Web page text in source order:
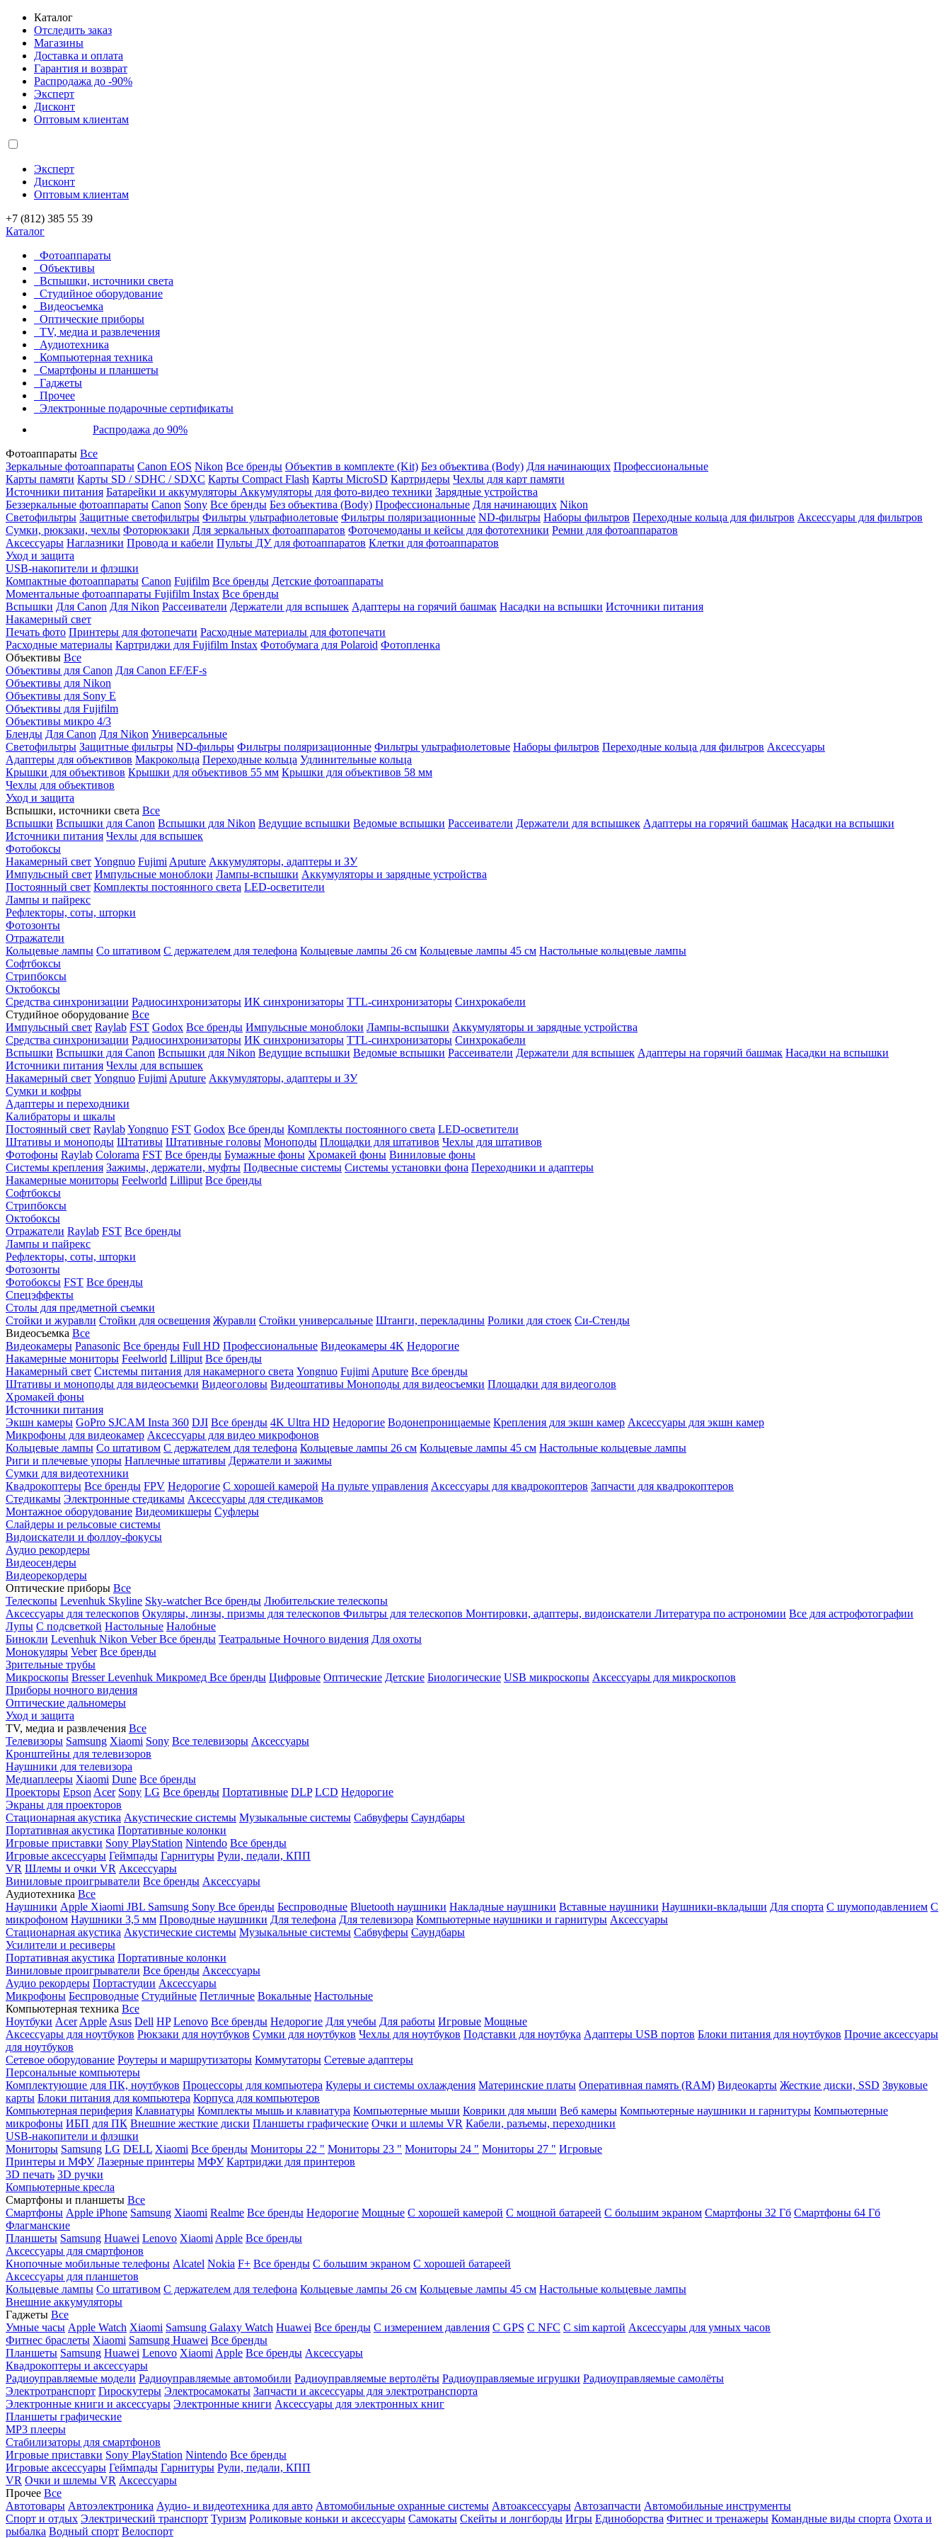
Каталог
Отследить заказ
Магазины
Доставка и оплата
Гарантия и возврат
Распродажа до -90%
Эксперт
Дисконт
Оптовым клиентам
Эксперт
Дисконт
Оптовым клиентам
+7 (812) 385 55 39
Каталог
Фотоаппараты
Объективы
Вспышки, источники света
Студийное оборудование
Видеосъемка
Оптические приборы
TV, медиа и развлечения
Аудиотехника
Компьютерная техника
Смартфоны и планшеты
Гаджеты
Прочее
Электронные подарочные сертификаты
Распродажа до 90%
Фотоаппараты Все
Зеркальные фотоаппараты Canon EOS Nikon Все бренды Объектив в комплекте (Kit) Без объектива (Body) Для начинающих Профессиональные
Карты памяти Карты SD / SDHC / SDXC Карты Compact Flash Карты MicroSD Картридеры Чехлы для карт памяти
Источники питания Батарейки и аккумуляторы Аккумуляторы для фото-видео техники Зарядные устройства
Беззеркальные фотоаппараты Canon Sony Все бренды Без объектива (Body) Профессиональные Для начинающих Nikon
Светофильтры Защитные светофильтры Фильтры ультрафиолетовые Фильтры поляризационные ND-фильтры Наборы фильтров Переходные кольца для фильтров Аксессуары для фильтров
Сумки, рюкзаки, чехлы Фоторюкзаки Для зеркальных фотоаппаратов Фоточемоданы и кейсы для фототехники Ремни для фотоаппаратов
Аксессуары Наглазники Провода и кабели Пульты ДУ для фотоаппаратов Клетки для фотоаппаратов
Уход и защита
USB-накопители и флэшки
Компактные фотоаппараты Canon Fujifilm Все бренды Детские фотоаппараты
Моментальные фотоаппараты Fujifilm Instax Все бренды
Вспышки Для Canon Для Nikon Рассеиватели Держатели для вспышек Адаптеры на горячий башмак Насадки на вспышки Источники питания
Накамерный свет
Печать фото Принтеры для фотопечати Расходные материалы для фотопечати
Расходные материалы Картриджи для Fujifilm Instax Фотобумага для Polaroid Фотопленка
Объективы Все
Объективы для Canon Для Canon EF/EF-s
Объективы для Nikon
Объективы для Sony E
Объективы для Fujifilm
Объективы микро 4/3
Бленды Для Canon Для Nikon Универсальные
Светофильтры Защитные фильтры ND-фильры Фильтры поляризационные Фильтры ультрафиолетовые Наборы фильтров Переходные кольца для фильтров Аксессуары
Адаптеры для объективов Макрокольца Переходные кольца Удлинительные кольца
Крышки для объективов Крышки для объективов 55 мм Крышки для объективов 58 мм
Чехлы для объективов
Уход и защита
Вспышки, источники света Все
Вспышки Вспышки для Canon Вспышки для Nikon Ведущие вспышки Ведомые вспышки Рассеиватели Держатели для вспышкек Адаптеры на горячий башмак Насадки на вспышки
Источники питания Чехлы для вспышек
Фотобоксы
Накамерный свет Yongnuo Fujimi Aputure Аккумуляторы, адаптеры и ЗУ
Импульсный свет Импульсные моноблоки Лампы-вспышки Аккумуляторы и зарядные устройства
Постоянный свет Комплекты постоянного света LED-осветители
Лампы и пайрекс
Рефлекторы, соты, шторки
Фотозонты
Отражатели
Кольцевые лампы Со штативом С держателем для телефона Кольцевые лампы 26 см Кольцевые лампы 45 см Настольные кольцевые лампы
Софтбоксы
Стрипбоксы
Октобоксы
Средства синхронизации Радиосинхронизаторы ИК синхронизаторы TTL-синхронизаторы Синхрокабели
Студийное оборудование Все
Импульсный свет Raylab FST Godox Все бренды Импульсные моноблоки Лампы-вспышки Аккумуляторы и зарядные устройства
Средства синхронизации Радиосинхронизаторы ИК синхронизаторы TTL-синхронизаторы Синхрокабели
Вспышки Вспышки для Canon Вспышки для Nikon Ведущие вспышки Ведомые вспышки Рассеиватели Держатели для вспышек Адаптеры на горячий башмак Насадки на вспышки
Источники питания Чехлы для вспышек
Накамерный свет Yongnuo Fujimi Aputure Аккумуляторы, адаптеры и ЗУ
Сумки и кофры
Адаптеры и переходники
Калибраторы и шкалы
Постоянный свет RaylabYongnuo FST Godox Все бренды Комплекты постоянного света LED-осветители
Штативы и моноподы Штативы Штативные головы Моноподы Площадки для штативов Чехлы для штативов
Фотофоны Raylab Colorama FST Все бренды Бумажные фоны Хромакей фоны Виниловые фоны
Системы крепления Зажимы, держатели, муфты Подвесные системы Системы установки фона Переходники и адаптеры
Накамерные мониторы Feelworld Lilliput Все бренды
Софтбоксы
Стрипбоксы
Октобоксы
Отражатели Raylab FST Все бренды
Лампы и пайрекс
Рефлекторы, соты, шторки
Фотозонты
Фотобоксы FST Все бренды
Спецэффекты
Столы для предметной съемки
Стойки и журавли Стойки для освещения Журавли Стойки универсальные Штанги, перекладины Ролики для стоек Си-Стенды
Видеосъемка Все
Видеокамеры Panasonic Все бренды Full HD Профессиональные Видеокамеры 4K Недорогие
Накамерные мониторы Feelworld Lilliput Все бренды
Накамерный свет Системы питания для накамерного света Yongnuo Fujimi Aputure Все бренды
Штативы и моноподы для видеосъемки Видеоголовы Видеоштативы Моноподы для видеосъемки Площадки для видеоголов
Хромакей фоны
Источники питания
Экшн камеры GoPro SJCAM Insta 360 DJI Все бренды 4K Ultra HD Недорогие Водонепроницаемые Крепления для экшн камер Аксессуары для экшн камер
Микрофоны для видеокамер Аксессуары для видео микрофонов
Кольцевые лампы Со штативом C держателем для телефона Кольцевые лампы 26 см Кольцевые лампы 45 см Настольные кольцевые лампы
Риги и плечевые упоры Наплечные штативы Держатели и зажимы
Сумки для видеотехники
Квадрокоптеры Все бренды FPV Недорогие С хорошей камерой На пульте управления Аксессуары для квадрокоптеров Запчасти для квадрокоптеров
Стедикамы Электронные стедикамы Аксессуары для стедикамов
Монтажное оборудование Видеомикшеры Суфлеры
Слайдеры и рельсовые системы
Видоискатели и фоллоу-фокусы
Аудио рекордеры
Видеосендеры
Видеорекордеры
Оптические приборы Все
Телескопы Levenhuk Skyline Sky-watcherВсе бренды Любительские телескопы
Аксессуары для телескопов Окуляры, линзы, призмы для телескопов Фильтры для телескопов Монтировки, адаптеры, видоискатели Литература по астрономии Все для астрофотографии
Лупы С подсветкой Настольные Налобные
Бинокли Levenhuk Nikon VeberВсе бренды Театральные Ночного видения Для охоты
Монокуляры Veber Все бренды
Зрительные трубы
Микроскопы BresserLevenhuk Микромед Все бренды Цифровые Оптические Детские Биологические USB микроскопы Аксессуары для микроскопов
Приборы ночного видения
Оптические дальномеры
Уход и защита
TV, медиа и развлечения Все
Телевизоры Samsung Xiaomi Sony Все телевизоры Аксессуары
Кронштейны для телевизоров
Наушники для телевизора
Медиаплееры Xiaomi Dune Все бренды
Проекторы Epson Acer Sony LG Все бренды Портативные DLP LCD Недорогие
Экраны для проекторов
Стационарная акустика Акустические системы Музыкальные системы Сабвуферы Саундбары
Портативная акустика Портативные колонки
Игровые приставки Sony PlayStation Nintendo Все бренды
Игровые аксессуары Геймпады Гарнитуры Рули, педали, КПП
VR Шлемы и очки VR Аксессуары
Виниловые проигрыватели Все бренды Аксессуары
Аудиотехника Все
Наушники Apple Xiaomi JBL Samsung Sony Все бренды Беспроводные Bluetooth наушники Накладные наушники Вставные наушники Наушники-вкладыши Для спорта С шумоподавлением С
микрофоном Наушники 3,5 мм Проводные наушники Для телефона Для телевизора Компьютерные наушники и гарнитуры Аксессуары
Стационарная акустика Акустические системы Музыкальные системы Сабвуферы Саундбары
Усилители и ресиверы
Портативная акустика Портативные колонки
Виниловые проигрыватели Все бренды Аксессуары
Аудио рекордеры Портастудии Аксессуары
Микрофоны Беспроводные Студийные Петличные Вокальные Настольные
Компьютерная техника Все
Ноутбуки Acer Apple Asus Dell HP Lenovo Все бренды Недорогие Для учебы Для работы Игровые Мощные
Аксессуары для ноутбуков Рюкзаки для ноутбуков Сумки для ноутбуков Чехлы для ноутбуков Подставки для ноутбука Адаптеры USB портов Блоки питания для ноутбуков Прочие аксессуары
для ноутбуков
Сетевое оборудование Роутеры и маршрутизаторы Коммутаторы Сетевые адаптеры
Персональные компьютеры
Комплектующие для ПК, ноутбуков Процессоры для компьютера Кулеры и системы охлаждения Материнские платы Оперативная память (RAM) Видеокарты Жесткие диски, SSD Звуковые
карты Блоки питания для компьютера Корпуса для компьютеров
Компьютерная периферия Клавиатуры Комплекты мышь и клавиатура Компьютерные мыши Коврики для мыши Веб камеры Компьютерные наушники и гарнитуры Компьютерные
микрофоны ИБП для ПК Внешние жесткие диски Планшеты графические Очки и шлемы VR Кабели, разъемы, переходники
USB-накопители и флэшки
Мониторы Samsung LG DELL Xiaomi Все бренды Мониторы 22 " Мониторы 23 " Мониторы 24 " Мониторы 27 " Игровые
Принтеры и МФУ Лазерные принтеры МФУ Картриджи для принтеров
3D печать 3D ручки
Компьютерные кресла
Смартфоны и планшеты Все
Смартфоны Apple iPhone Samsung Xiaomi Realme Все бренды Недорогие Мощные С хорошей камерой С мощной батареей С большим экраном Смартфоны 32 Гб Смартфоны 64 Гб
Флагманские
Планшеты Samsung Huawei Lenovo Xiaomi Apple Все бренды
Аксессуары для смартфонов
Кнопочные мобильные телефоны Alcatel Nokia F+ Все бренды С большим экраном С хорошей батареей
Аксессуары для планшетов
Кольцевые лампы Со штативом C держателем для телефона Кольцевые лампы 26 см Кольцевые лампы 45 см Настольные кольцевые лампы
Внешние аккумуляторы
Гаджеты Все
Умные часы Apple Watch Xiaomi Samsung Galaxy Watch Huawei Все бренды C измерением давления C GPS C NFC C sim картой Аксессуары для умных часов
Фитнес браслеты Xiaomi Samsung Huawei Все бренды
Планшеты Samsung Huawei Lenovo Xiaomi Apple Все бренды Аксессуары
Квадрокоптеры и аксессуары
Радиоуправляемые модели Радиоуправляемые автомобили Радиоуправляемые вертолёты Радиоуправляемые игрушки Радиоуправляемые самолёты
Электротранспорт Гироскутеры Электросамокаты Запчасти и аксессуары для электротранспорта
Электронные книги и аксессуары Электронные книги Аксессуары для электронных книг
Планшеты графические
MP3 плееры
Стабилизаторы для смартфонов
Игровые приставки Sony PlayStation Nintendo Все бренды
Игровые аксессуары Геймпады Гарнитуры Рули, педали, КПП
VR Очки и шлемы VR Аксессуары
Прочее Все
Автотовары Автоэлектроника Аудио- и видеотехника для авто Автомобильные охранные системы Автоаксессуары Автозапчасти Автомобильные инструменты
Спорт и отдых Электрический транспорт Туризм Роликовые коньки и аксессуары Самокаты Скейты и лонгборды Игры Единоборства Фитнес и тренажеры Командные виды спорта Охота и
рыбалка Водный спорт Велоспорт